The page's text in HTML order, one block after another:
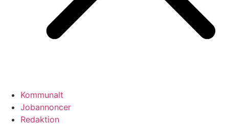
Kommunalt
Jobannoncer
Redaktion